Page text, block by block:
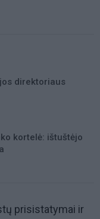
direktoriaus
kortelė: ištuštėjo
prisistatymai ir